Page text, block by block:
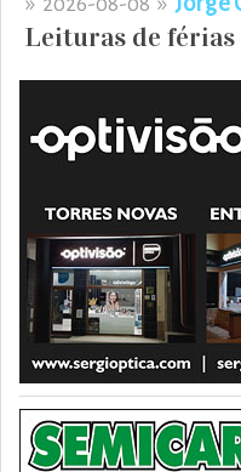
Leituras de férias